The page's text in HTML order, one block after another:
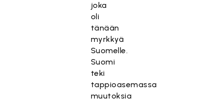
joka
oli
tänään
myrkkyä
Suomelle.
Suomi
teki
tappioasemassa
muutoksia